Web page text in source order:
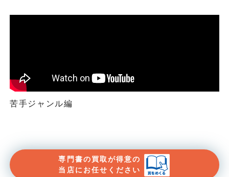
苦手ジャンル編
専門書の買取が得意の
当店にお任せください